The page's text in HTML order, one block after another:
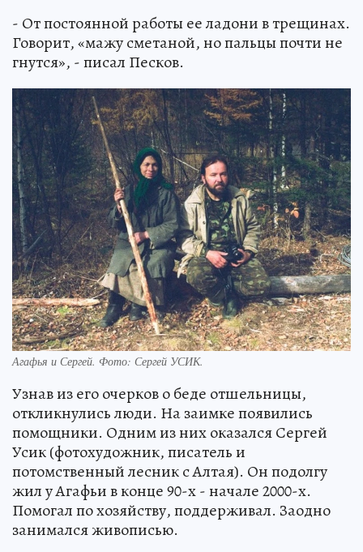
- От постоянной работы ее ладони в трещинах.
Говорит, «мажу сметаной, но пальцы почти не
гнутся», - писал Песков.
Агафья и Сергей. Фото: Сергей УСИК.
Узнав из его очерков о беде отшельницы,
откликнулись люди. На заимке появились
помощники. Одним из них оказался Сергей
Усик (фотохудожник, писатель и
потомственный лесник с Алтая). Он подолгу
жил у Агафьи в конце 90-х - начале 2000-х.
Помогал по хозяйству, поддерживал. Заодно
занимался живописью.